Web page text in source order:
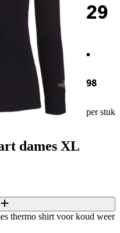
29
.
98
per stuk
dames XL
thermo shirt voor koud weer